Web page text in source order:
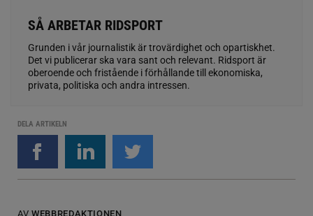
SÅ ARBETAR RIDSPORT
Grunden i vår journalistik är trovärdighet och opartiskhet.
Det vi publicerar ska vara sant och relevant. Ridsport är
oberoende och fristående i förhållande till ekonomiska,
privata, politiska och andra intressen.
DELA ARTIKELN
AV WEBBREDAKTIONEN